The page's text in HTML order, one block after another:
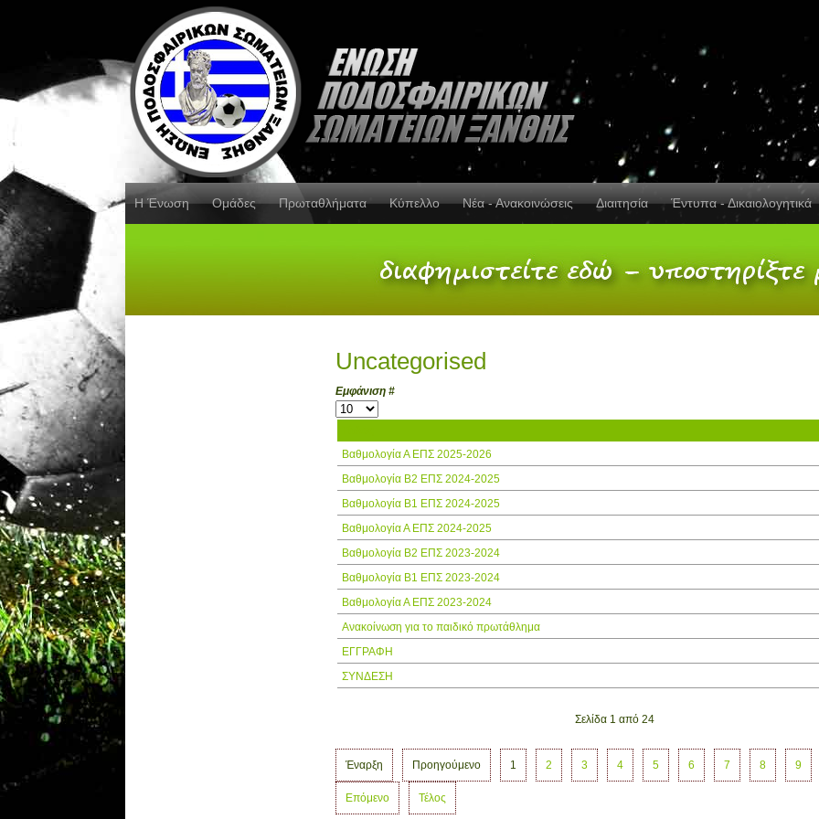
Η Ένωση Ομάδες Πρωταθλήματα Κύπελλο Νέα - Ανακοινώσεις Διαιτησία Έντυπα - Δικαιολογητικά
Uncategorised
Εμφάνιση #
Βαθμολογία Α ΕΠΣ 2025-2026
Βαθμολογία Β2 ΕΠΣ 2024-2025
Βαθμολογία Β1 ΕΠΣ 2024-2025
Βαθμολογία Α ΕΠΣ 2024-2025
Βαθμολογία Β2 ΕΠΣ 2023-2024
Βαθμολογία Β1 ΕΠΣ 2023-2024
Βαθμολογία Α ΕΠΣ 2023-2024
Ανακοίνωση για το παιδικό πρωτάθλημα
ΕΓΓΡΑΦΗ
ΣΥΝΔΕΣΗ
Σελίδα 1 από 24
Έναρξη Προηγούμενο 1 2 3 4 5 6 7 8 9
Επόμενο Τέλος